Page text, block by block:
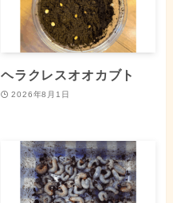
ヘラクレスオオカブト
2026年8月1日